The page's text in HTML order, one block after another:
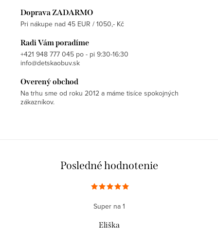
Doprava ZADARMO
Pri nákupe nad 45 EUR / 1050,- Kč
Radi Vám poradíme
+421 948 777 045 po - pi 9:30-16:30
info@detskaobuv.sk
Overený obchod
Na trhu sme od roku 2012 a máme tisíce spokojných
zákazníkov.
Posledné hodnotenie
Super na 1
Eliška